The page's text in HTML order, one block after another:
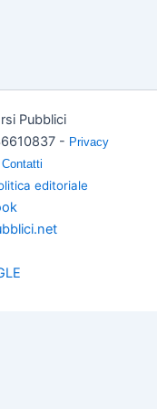
Pubblici
- Privacy
Contatti
editoriale